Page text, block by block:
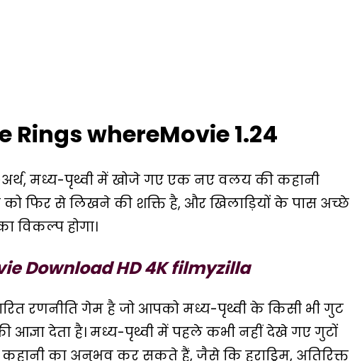
Rings whereMovie 1.24
मध्य-पृथ्वी में खोजे गए एक नए वलय की कहानी
को फिर से लिखने की शक्ति है, और खिलाड़ियों के पास अच्छे
विकल्प होगा।
Download HD 4K filmyzilla
रणनीति गेम है जो आपको मध्य-पृथ्वी के किसी भी गुट
देता है। मध्य-पृथ्वी में पहले कभी नहीं देखे गए गुटों
का अनुभव कर सकते हैं, जैसे कि हराड्रिम, अतिरिक्त